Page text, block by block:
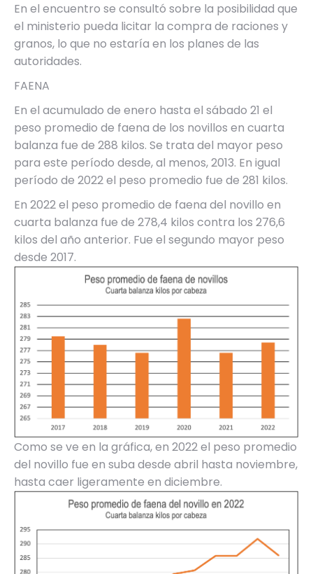
En el encuentro se consultó sobre la posibilidad que
el ministerio pueda licitar la compra de raciones y
granos, lo que no estaría en los planes de las
autoridades.
FAENA
En el acumulado de enero hasta el sábado 21 el
peso promedio de faena de los novillos en cuarta
balanza fue de 288 kilos. Se trata del mayor peso
para este período desde, al menos, 2013. En igual
período de 2022 el peso promedio fue de 281 kilos.
En 2022 el peso promedio de faena del novillo en
cuarta balanza fue de 278,4 kilos contra los 276,6
kilos del año anterior. Fue el segundo mayor peso
desde 2017.
Como se ve en la gráfica, en 2022 el peso promedio
del novillo fue en suba desde abril hasta noviembre,
hasta caer ligeramente en diciembre.